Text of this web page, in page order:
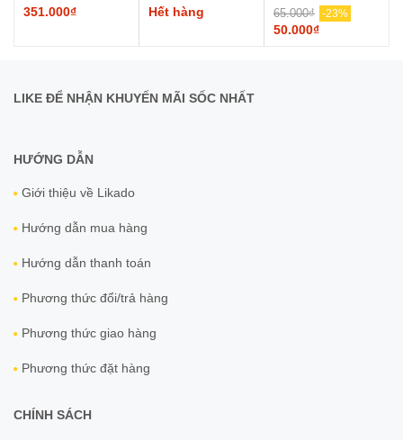
351.000₫
Hết hàng
65.000₫ -23%
50.000₫
LIKE ĐỂ NHẬN KHUYẾN MÃI SỐC NHẤT
HƯỚNG DẪN
Giới thiệu về Likado
Hướng dẫn mua hàng
Hướng dẫn thanh toán
Phương thức đổi/trả hàng
Phương thức giao hàng
Phương thức đặt hàng
CHÍNH SÁCH